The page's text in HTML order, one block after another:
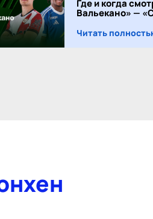
Где и когда
Вальекано» —
Читать